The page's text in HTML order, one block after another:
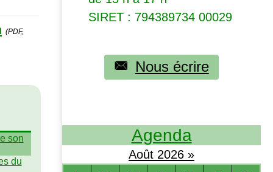
(PDF,
son
du
SIRET : 794389734 00029
Nous écrire
Agenda
Août 2026 »